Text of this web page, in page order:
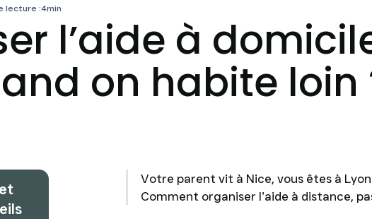
lecture :4min
l’aide à
on habite loin
Votre parent vit à Nice, vous êtes à
Comment organiser l’aide à distance,